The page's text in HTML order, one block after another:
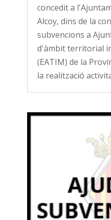
concedit a
Alcoy, dins de la
subvencions a
d'àmbit territorial
(EATIM) de la
la realització